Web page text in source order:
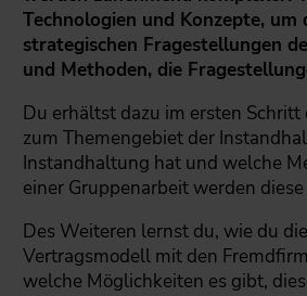
Technologien und Konzepte,
strategischen Frage­stellungen
und Methoden, die
Du erhältst dazu im ersten
zum Themengebiet der
Instandhaltung hat und welche
einer Gruppenarbeit werden
Des Weiteren lernst du, wie du
Vertragsmodell mit den
welche Möglichkeiten es gibt,